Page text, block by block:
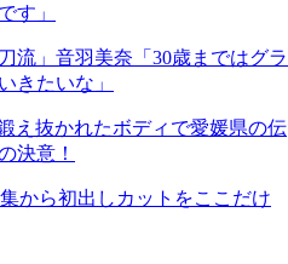
す」
流」音羽美奈「30歳まではグラ
きたいな」
え抜かれたボディで愛媛県の伝
決意！
から初出しカットをここだけ